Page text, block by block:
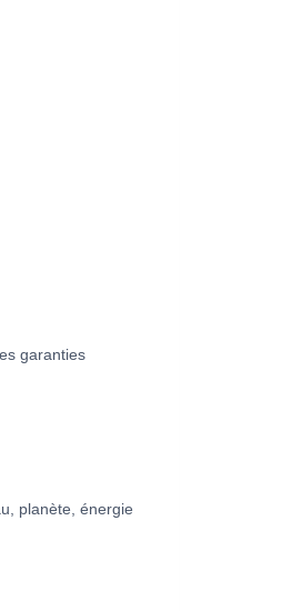
garanties
planète, énergie